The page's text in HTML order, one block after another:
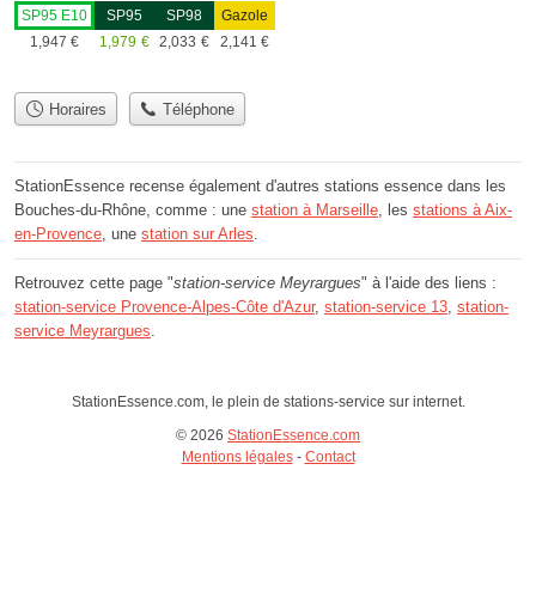
SP95 E10
1,947 €
SP95
1,979 €
SP98
2,033 €
Gazole
2,141 €
Horaires Téléphone
StationEssence recense également d'autres stations essence dans les
Bouches-du-Rhône, comme : une station à Marseille, les stations à Aix-
en-Provence, une station sur Arles.
Retrouvez cette page "station-service Meyrargues" à l'aide des liens :
station-service Provence-Alpes-Côte d'Azur, station-service 13, station-
service Meyrargues.
StationEssence.com, le plein de stations-service sur internet.
© 2026 StationEssence.com
Mentions légales- Contact